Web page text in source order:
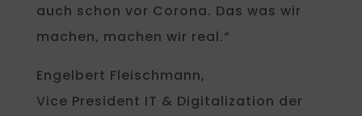
auch schon vor Corona. Das was wir
machen, machen wir real.“
Engelbert Fleischmann,
Vice President IT & Digitalization der